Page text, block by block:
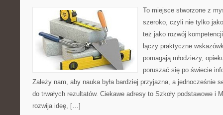
To miejsce stworzone z
szeroko, czyli nie tylko
też jako rozwój
łączy praktyczne
pomagają młodzieży,
poruszać się po świecie
Zależy nam, aby nauka była bardziej przyjazna, a jednocześnie
do trwałych rezultatów. Ciekawe adresy to Szkoły podstawowe i
rozwija ideę, […]